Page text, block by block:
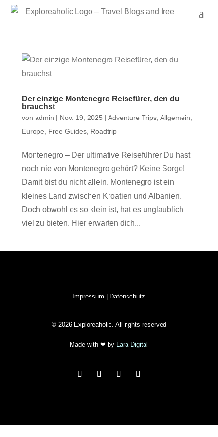
Der einzige Montenegro Reisefürer, den du
brauchst
von admin | Nov. 19, 2025 | Adventure Trips, Allgemein
Europe
Free Guides, Roadtrip
Montenegro – Der ultimative Reiseführer Du hast
noch nie von Montenegro gehört? Keine Sorge!
Damit bist du nicht allein. Montenegro ist ein
kleines Land zwischen Kroatien und Albanien.
Doch obwohl es so klein ist, hat es unglaublich
viel zu bieten. Hier erwarten dich...
Impressum Datenschutz
© 2026 Exploreaholic. All rights reserved
Made with❤ by Lara Digital